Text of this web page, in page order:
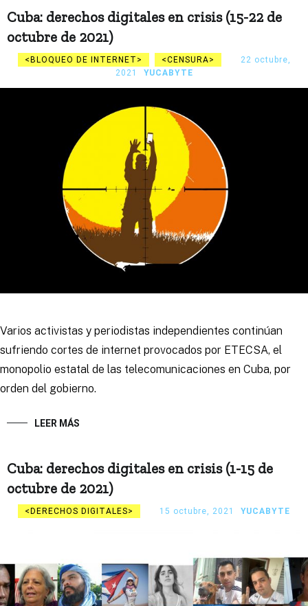
Cuba: derechos digitales en crisis (15-22 de
octubre de 2021)
BLOQUEO DE INTERNET CENSURA
22 octubre,
2021
YUCABYTE
Varios activistas y periodistas independientes continúan
sufriendo cortes de internet provocados por ETECSA, el
monopolio estatal de las telecomunicaciones en Cuba, por
orden del gobierno.
LEER MÁS
Cuba: derechos digitales en crisis (1-15 de
octubre de 2021)
DERECHOS DIGITALES 15 octubre, 2021 YUCABYTE